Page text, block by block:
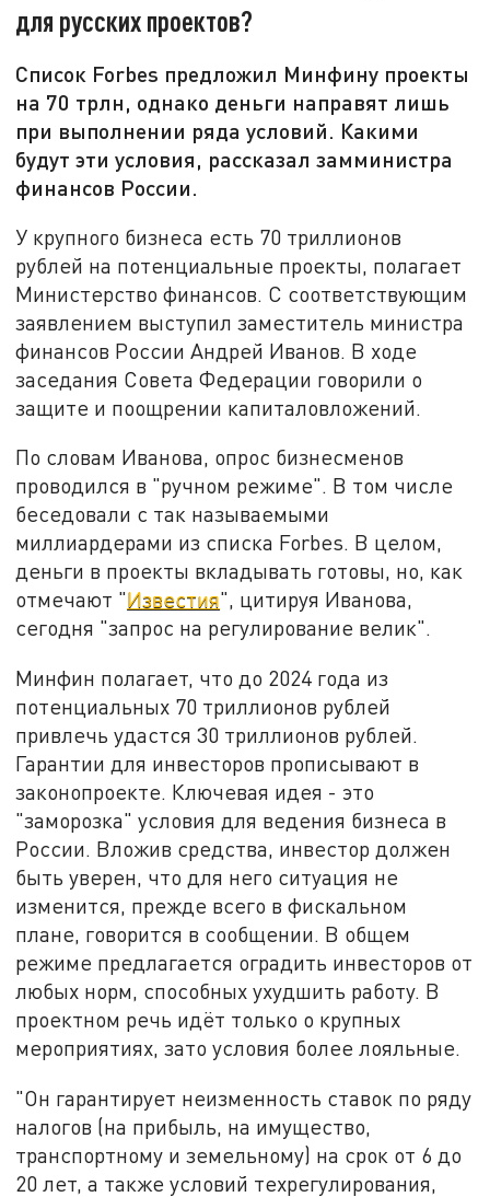
для русских проектов?
Список Forbes предложил Минфину проекты
на 70 трлн, однако деньги направят лишь
при выполнении ряда условий. Какими
будут эти условия, рассказал замминистра
финансов России.
У крупного бизнеса есть 70 триллионов
рублей на потенциальные проекты, полагает
Министерство финансов. С соответствующим
заявлением выступил заместитель министра
финансов России Андрей Иванов. В ходе
заседания Совета Федерации говорили о
защите и поощрении капиталовложений.
По словам Иванова, опрос бизнесменов
проводился в "ручном режиме". В том числе
беседовали с так называемыми
миллиардерами из списка Forbes. В целом,
деньги в проекты вкладывать готовы, но, как
отмечают "Известия", цитируя Иванова,
сегодня "запрос на регулирование велик".
Минфин полагает, что до 2024 года из
потенциальных 70 триллионов рублей
привлечь удастся 30 триллионов рублей.
Гарантии для инвесторов прописывают в
законопроекте. Ключевая идея - это
"заморозка" условия для ведения бизнеса в
России. Вложив средства, инвестор должен
быть уверен, что для него ситуация не
изменится, прежде всего в фискальном
плане, говорится в сообщении. В общем
режиме предлагается оградить инвесторов от
любых норм, способных ухудшить работу. В
проектном речь идёт только о крупных
мероприятиях, зато условия более лояльные.
"Он гарантирует неизменность ставок по ряду
налогов (на прибыль, на имущество,
транспортному и земельному) на срок от 6 до
20 лет, а также условий техрегулирования,